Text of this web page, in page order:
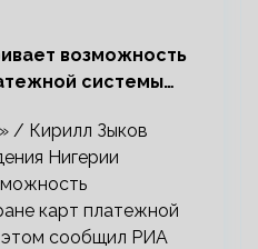
возможность
системы
/ Кирилл Зыков
Нигерии
карт платежной
сообщил РИА